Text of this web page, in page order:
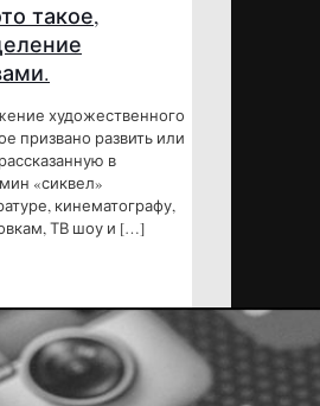
такое,
художественного
призвано развить или
в
«сиквел»
кинематографу,
ТВ шоу и […]